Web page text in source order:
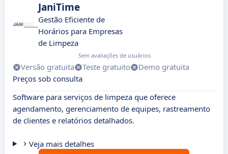
JaniTime
Gestão Eficiente de
Horários para Empresas
de Limpeza
Sem avaliações de usuários
Versão gratuita Teste gratuito
Demo gratuita
Preços sob consulta
Software para serviços de limpeza que oferece
agendamento, gerenciamento de equipes, rastreamento
de clientes e relatórios detalhados.
Veja mais detalhes